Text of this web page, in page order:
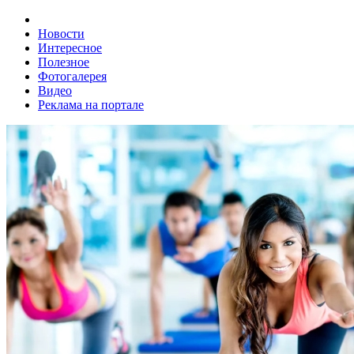
Новости
Интересное
Полезное
Фотогалерея
Видео
Реклама на портале